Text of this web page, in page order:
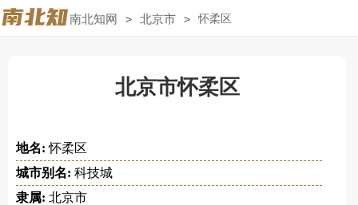
南北知网 > 北京市 > 怀柔区
北京市怀柔区
地名:怀柔区
城市别名: 科技城
隶属: 北京市